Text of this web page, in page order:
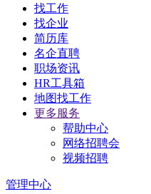
找工作
找企业
简历库
名企直聘
职场资讯
HR工具箱
地图找工作
更多服务
帮助中心
网络招聘会
视频招聘
管理中心